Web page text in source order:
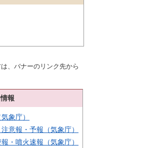
、バナーのリンク先から
報
象庁）
意報・予報（気象庁）
・噴火速報（気象庁）